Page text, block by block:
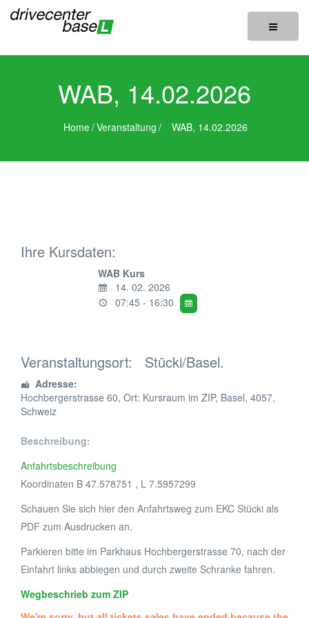
Toggle
WAB, 14.02.2026
Home/Veranstaltung / WAB, 14.02.2026
Ihre Kursdaten:
WAB Kurs
14. 02. 2026
07:45 - 16:30
Veranstaltungsort: Stücki/Basel.
Adresse:
Hochbergerstrasse 60, Ort: Kursraum im ZIP, Basel, 4057,
Schweiz
Beschreibung:
Anfahrtsbeschreibung
Koordinaten B 47.578751 , L 7.5957299
Schauen Sie sich hier den Anfahrtsweg zum EKC Stücki als
PDF zum Ausdrucken an.
Parkieren bitte im Parkhaus Hochbergerstrasse 70, nach der
Einfahrt links abbiegen und durch zweite Schranke fahren.
Wegbeschrieb zum ZIP